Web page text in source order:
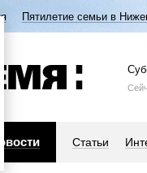
Пятилетие семьи в
Статьи